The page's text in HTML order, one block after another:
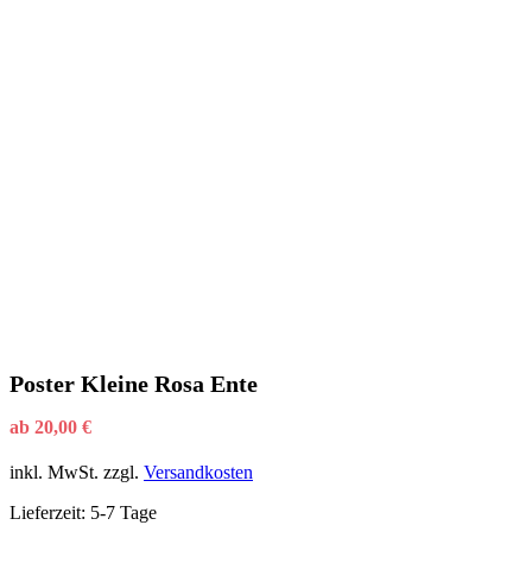
Poster Kleine Rosa Ente
ab 20,00 €
inkl. MwSt. zzgl. Versandkosten
Lieferzeit: 5-7 Tage